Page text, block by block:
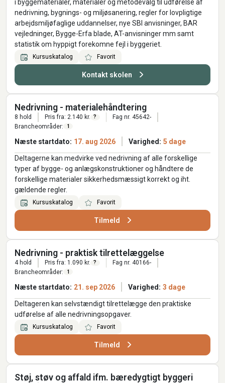
i byggematerialer, materialer og metodevalg til udførelse af
nedrivning, bygnings- og miljøsanering, regler for lovpligtige
arbejdsmiljøfaglige uddannelser, nye SBI anvisninger, BAR
vejledninger, Bygge-Erfa blade, AT-anvisninger mm samt
statistik om hyppigt forekomne fejl i byggeriet.
Kursuskatalog Favorit
Kontakt skolen
Nedrivning - materialehåndtering
8 hold Pris fra: 2.140 kr. ?
Fag nr. 45642-
Brancheområder:
1
Næste startdato: 17. aug 2026 Varighed: 5 dage
Deltagerne kan medvirke ved nedrivning af alle forskellige
typer af bygge- og anlægskonstruktioner og håndtere de
forskellige materialer sikkerhedsmæssigt korrekt og iht.
gældende regler.
Kursuskatalog Favorit
Tilmeld
Nedrivning - praktisk tilrettelæggelse
4 hold Pris fra: 1.090 kr. ?
Fag nr. 40166-
Brancheområder:
1
Næste startdato: 21. sep 2026 Varighed: 3 dage
Deltageren kan selvstændigt tilrettelægge den praktiske
udførelse af alle nedrivningsopgaver.
Kursuskatalog Favorit
Tilmeld
Støj, støv og affald ifm. bæredygtigt byggeri